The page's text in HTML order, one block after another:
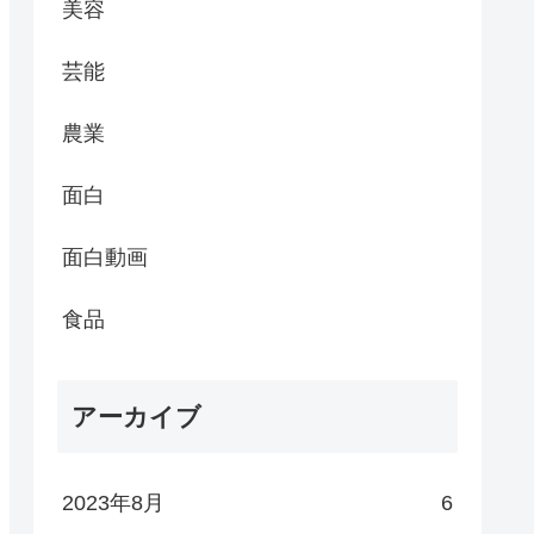
美容
芸能
農業
面白
面白動画
食品
アーカイブ
2023年8月 6